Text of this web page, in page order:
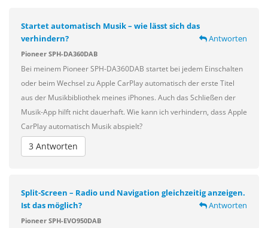
Startet automatisch Musik – wie lässt sich das
verhindern?
Antworten
Pioneer SPH-DA360DAB
Bei meinem Pioneer SPH-DA360DAB startet bei jedem Einschalten
oder beim Wechsel zu Apple CarPlay automatisch der erste Titel
aus der Musikbibliothek meines iPhones. Auch das Schließen der
Musik-App hilft nicht dauerhaft. Wie kann ich verhindern, dass Apple
CarPlay automatisch Musik abspielt?
3 Antworten
Split-Screen – Radio und Navigation gleichzeitig anzeigen.
Ist das möglich?
Antworten
Pioneer SPH-EVO950DAB